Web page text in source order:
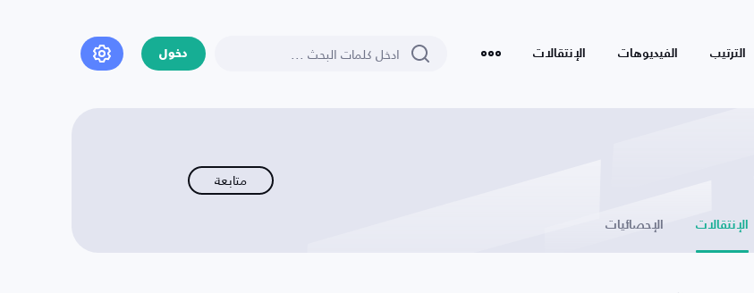
الترتيب الفيديوهات الإنتقالات دخول
متابعة
الإنتقالات الإحصائيات